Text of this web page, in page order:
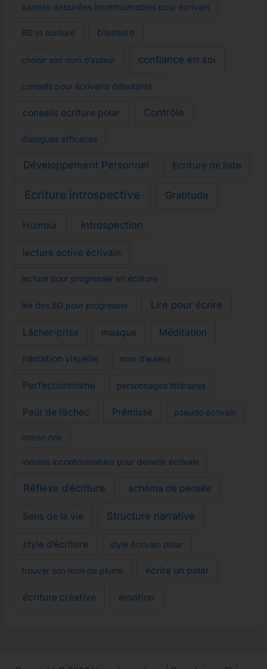
bandes dessinées incontournables pour écrivain
BD et écriture blessure
choisir son nom d’auteur confiance en soi
conseils pour écrivains débutants
conseils écriture polar Contrôle
dialogues efficaces
Développement Personnel Ecriture de liste
Ecriture introspective Gratitude
Humour Introspection
lecture active écrivain
lecture pour progresser en écriture
lire des BD pour progresser Lire pour écrire
Lâcher-prise masque Méditation
narration visuelle nom d’auteur
Perfectionnisme personnages littéraires
Peur de l’échec Prémisse pseudo écrivain
roman noir
romans incontournables pour devenir écrivain
Réflexe d’écriture schéma de pensée
Sens de la vie Structure narrative
style d’écriture style écrivain polar
trouver son nom de plume écrire un polar
écriture créative émotion